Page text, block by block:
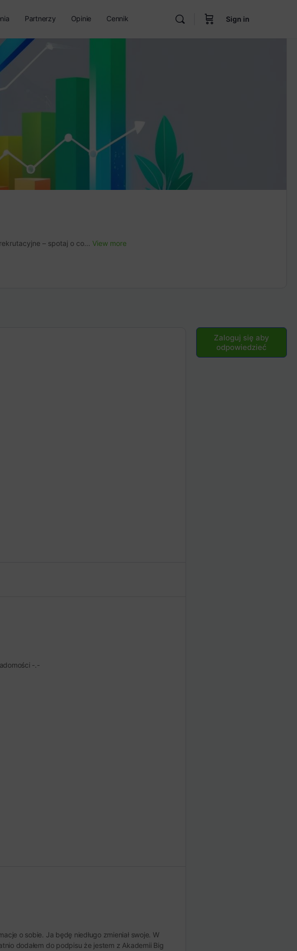
Partnerzy Opinie Cennik Sign in
– spotaj o co... View more
-.-
o sobie. Ja będę niedługo zmieniał swoje. W
dodałem do podpisu że jestem z Akademii Big
Zaloguj się aby
odpowiedzieć